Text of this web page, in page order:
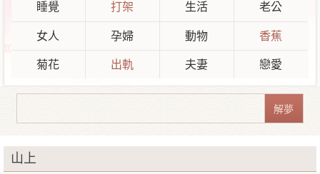
睡覺 打架 生活 老公
女人 孕婦 動物 香蕉
菊花 出軌 夫妻 戀愛
山上